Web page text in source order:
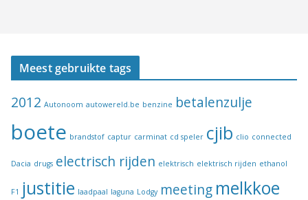
Meest gebruikte tags
2012 Autonoom autowereld.be benzine betalenzulje
boete brandstof captur carminat cd speler cjib clio connected
Dacia drugs electrisch rijden elektrisch elektrisch rijden ethanol
F1 justitie laadpaal laguna Lodgy meeting melkkoe